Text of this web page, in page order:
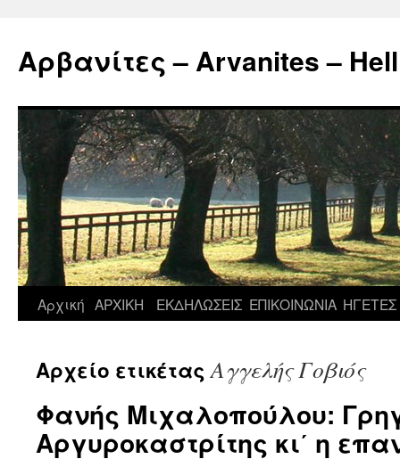
περιεχόμενο
Αρβανίτες – Arvanites –
Αρχική ΑΡΧΙΚΗ ΕΚΔΗΛΩΣΕΙΣ ΕΠΙΚΟΙΝΩΝΙΑ ΗΓΕΤΕΣ
Αρχείο ετικέταςΑγγελής Γοβιός
Φανής Μιχαλοπούλου:
Αργυροκαστρίτης κι΄ η